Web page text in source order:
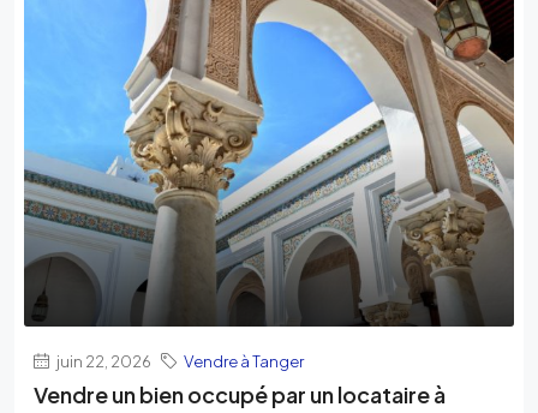
juin 22, 2026 Vendre à Tanger
Vendre un bien occupé par un locataire à